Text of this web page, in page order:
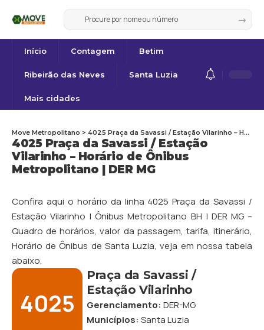
Início Contagem Betim
Ribeirão das Neves Santa Luzia
Mais cidades
4025 Praça da Savassi / Estação
Vilarinho – Horário de Ônibus
Metropolitano | DER MG
Move Metropolitano > 4025 Praça da Savassi / Estação Vilarinho – Horário de Ônibus Metropolitano | DER MG
Confira aqui o horário da linha 4025 Praça da Savassi /
Estação Vilarinho | Ônibus Metropolitano BH | DER MG –
Quadro de horários, valor da passagem, tarifa, itinerário,
Horário de Ônibus de Santa Luzia, veja em nossa tabela
abaixo.
4025
Praça da Savassi /
Estação Vilarinho
Gerenciamento: DER-MG
Municípios: Santa Luzia